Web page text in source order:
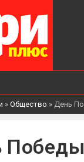
» Общество » День